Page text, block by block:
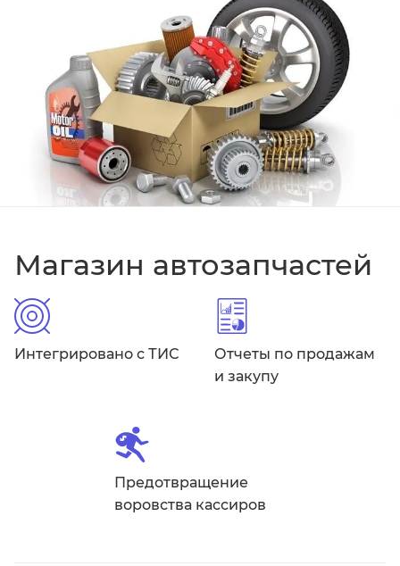
Магазин автозапчастей
Интегрировано с ТИС
Отчеты по продажам
и закупу
Предотвращение
воровства кассиров